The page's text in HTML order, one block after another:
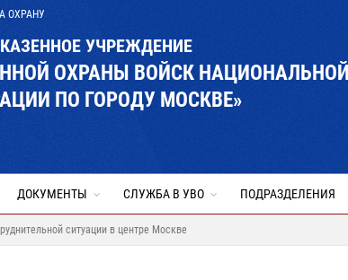
ОХРАНУ
УЧРЕЖДЕНИЕ
ОХРАНЫ ВОЙСК НАЦИОНАЛЬНОЙ
ПО ГОРОДУ МОСКВЕ»
ДОКУМЕНТЫ СЛУЖБА В УВО ПОДРАЗДЕЛЕНИЯ
ситуации в центре Москве